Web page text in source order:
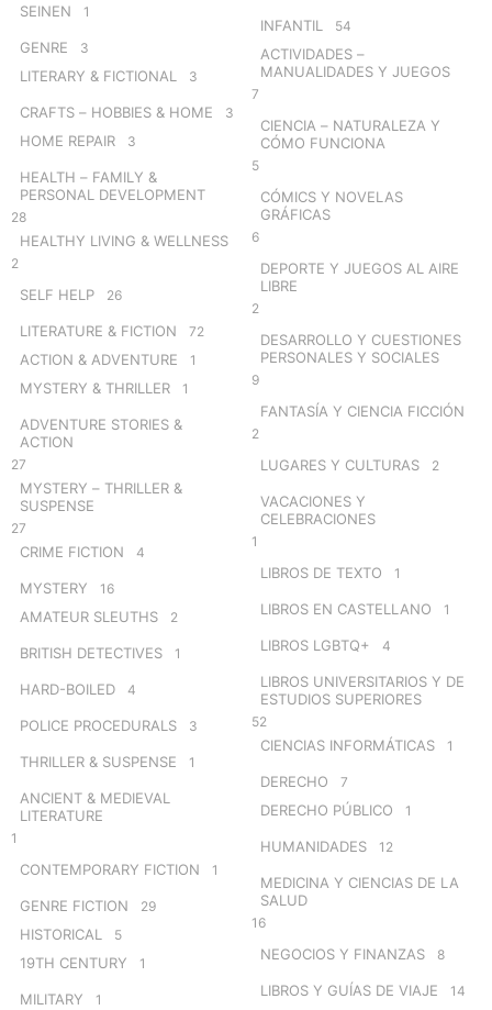
SEINEN 1
GENRE 3
LITERARY & FICTIONAL 3
CRAFTS – HOBBIES & HOME 3
HOME REPAIR 3
HEALTH – FAMILY &
PERSONAL DEVELOPMENT
28
HEALTHY LIVING & WELLNESS
2
SELF HELP 26
LITERATURE & FICTION 72
ACTION & ADVENTURE 1
MYSTERY & THRILLER 1
ADVENTURE STORIES &
ACTION
27
MYSTERY – THRILLER &
SUSPENSE
27
CRIME FICTION 4
MYSTERY 16
AMATEUR SLEUTHS 2
BRITISH DETECTIVES 1
HARD-BOILED 4
POLICE PROCEDURALS 3
THRILLER & SUSPENSE 1
ANCIENT & MEDIEVAL
LITERATURE
1
CONTEMPORARY FICTION 1
GENRE FICTION 29
HISTORICAL 5
19TH CENTURY 1
MILITARY 1
INFANTIL 54
ACTIVIDADES –
MANUALIDADES Y JUEGOS
7
CIENCIA – NATURALEZA Y
CÓMO FUNCIONA
5
CÓMICS Y NOVELAS
GRÁFICAS
6
DEPORTE Y JUEGOS AL AIRE
LIBRE
2
DESARROLLO Y CUESTIONES
PERSONALES Y SOCIALES
9
FANTASÍA Y CIENCIA FICCIÓN
2
LUGARES Y CULTURAS 2
VACACIONES Y
CELEBRACIONES
1
LIBROS DE TEXTO 1
LIBROS EN CASTELLANO 1
LIBROS LGBTQ+ 4
LIBROS UNIVERSITARIOS Y DE
ESTUDIOS SUPERIORES
52
CIENCIAS INFORMÁTICAS 1
DERECHO 7
DERECHO PÚBLICO 1
HUMANIDADES 12
MEDICINA Y CIENCIAS DE LA
SALUD
16
NEGOCIOS Y FINANZAS 8
LIBROS Y GUÍAS DE VIAJE 14